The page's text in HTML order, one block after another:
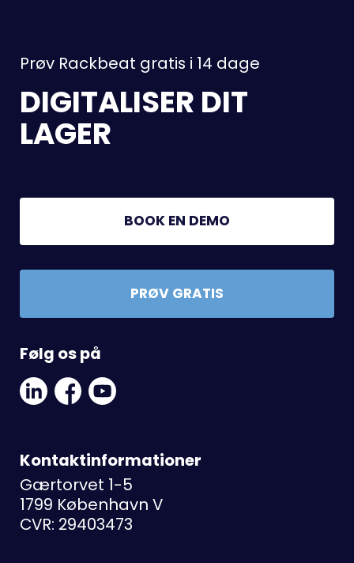
Prøv Rackbeat gratis i 14 dage
DIGITALISER DIT
LAGER
BOOK EN DEMO
PRØV GRATIS
Følg os på
Linkedin
Social
Link
Facebook
Social
Link
Youtube
Link
Kontaktinformationer
Gærtorvet 1-5
1799 København V
CVR: 29403473